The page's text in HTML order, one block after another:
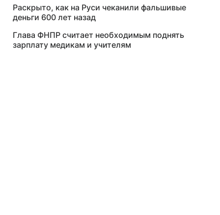
Раскрыто, как на Руси чеканили фальшивые
деньги 600 лет назад
Глава ФНПР считает необходимым поднять
зарплату медикам и учителям